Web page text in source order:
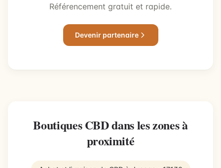
Référencement gratuit et rapide.
Devenir partenaire
Boutiques CBD dans les zones à
proximité